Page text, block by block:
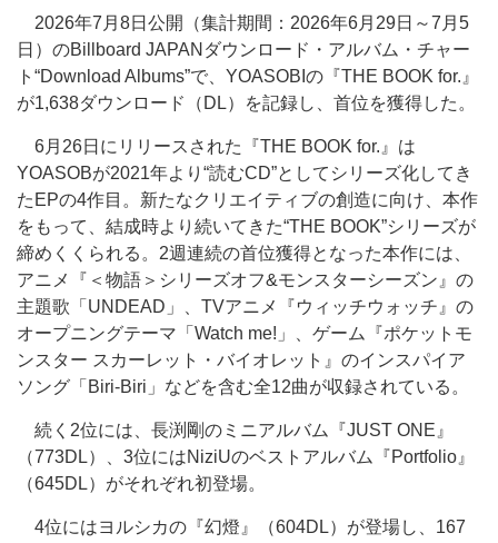
2026年7月8日公開（集計期間：2026年6月29日～7月5
日）のBillboard JAPANダウンロード・アルバム・チャー
ト“Download Albums”で、YOASOBIの『THE BOOK for.』
が1,638ダウンロード（DL）を記録し、首位を獲得した。
6月26日にリリースされた『THE BOOK for.』は
YOASOBが2021年より“読むCD”としてシリーズ化してき
たEPの4作目。新たなクリエイティブの創造に向け、本作
をもって、結成時より続いてきた“THE BOOK”シリーズが
締めくくられる。2週連続の首位獲得となった本作には、
アニメ『＜物語＞シリーズオフ&モンスターシーズン』の
主題歌「UNDEAD」、TVアニメ『ウィッチウォッチ』の
オープニングテーマ「Watch me!」、ゲーム『ポケットモ
ンスター スカーレット・バイオレット』のインスパイア
ソング「Biri-Biri」などを含む全12曲が収録されている。
続く2位には、長渕剛のミニアルバム『JUST ONE』
（773DL）、3位にはNiziUのベストアルバム『Portfolio』
（645DL）がそれぞれ初登場。
4位にはヨルシカの『幻燈』（604DL）が登場し、167